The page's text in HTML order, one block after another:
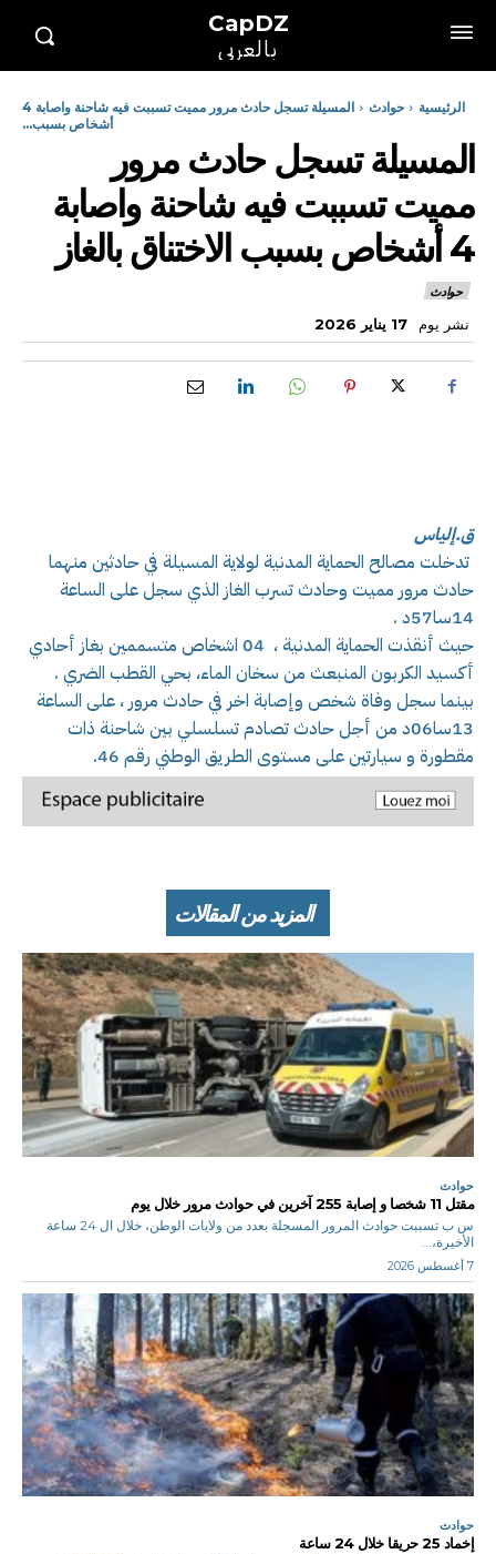
CapDZ
بالعربي
الرئيسية حوادث
المسيلة تسجل حادث مرور مميت تسببت فيه شاحنة واصابة 4
أشخاص بسبب...
المسيلة تسجل حادث مرور
مميت تسببت فيه شاحنة واصابة
4 أشخاص بسبب الاختناق بالغاز
حوادث
نشر يوم 17 يناير 2026
ق.إلياس
تدخلت مصالح الحماية المدنية لولاية المسيلة في حادثين منهما
حادث مرور مميت وحادث تسرب الغاز الذي سجل على الساعة
14سا57د .
حيث أنقذت الحماية المدنية ، 04 اشخاص متسممين بغاز أحادي
أكسيد الكربون المنبعث من سخان الماء، بحي القطب الضري .
بينما سجل وفاة شخص وإصابة اخر في حادث مرور ، على الساعة
13سا06د من أجل حادث تصادم تسلسلي بين شاحنة ذات
مقطورة و سيارتين على مستوى الطريق الوطني رقم 46.
المزيد من المقالات
حوادث
مقتل 11 شخصا و إصابة 255 آخرين في حوادث مرور خلال يوم
س ب تسببت حوادث المرور المسجلة بعدد من ولايات الوطن، خلال ال 24 ساعة
الأخيرة،...
7 أغسطس 2026
حوادث
إخماد 25 حريقا خلال 24 ساعة